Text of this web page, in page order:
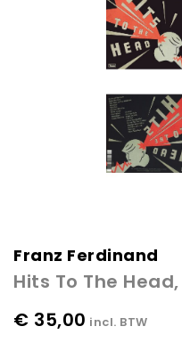
Franz Ferdinand
Hits To The Head,
€ 35,00 incl. BTW